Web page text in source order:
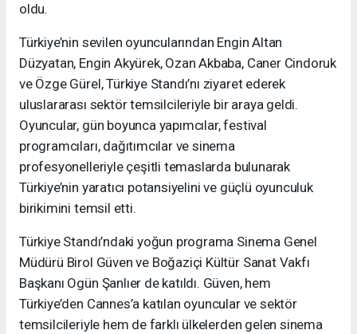
oldu.
Türkiye’nin sevilen oyuncularından Engin Altan
Düzyatan, Engin Akyürek, Ozan Akbaba, Caner Cindoruk
ve Özge Gürel, Türkiye Standı’nı ziyaret ederek
uluslararası sektör temsilcileriyle bir araya geldi.
Oyuncular, gün boyunca yapımcılar, festival
programcıları, dağıtımcılar ve sinema
profesyonelleriyle çeşitli temaslarda bulunarak
Türkiye’nin yaratıcı potansiyelini ve güçlü oyunculuk
birikimini temsil etti.
Türkiye Standı’ndaki yoğun programa Sinema Genel
Müdürü Birol Güven ve Boğaziçi Kültür Sanat Vakfı
Başkanı Ogün Şanlıer de katıldı. Güven, hem
Türkiye’den Cannes’a katılan oyuncular ve sektör
temsilcileriyle hem de farklı ülkelerden gelen sinema